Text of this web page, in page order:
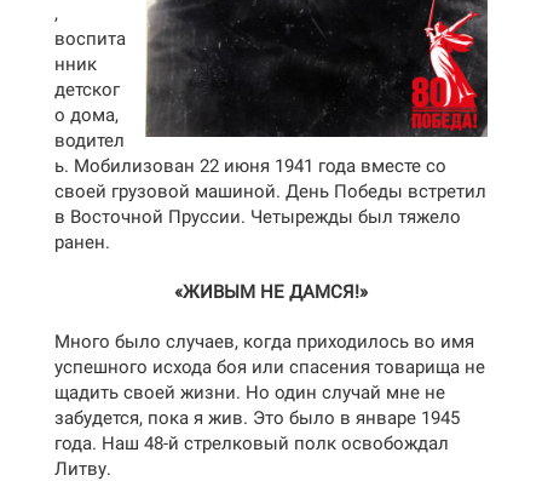
,
воспита
нник
детског
о дома,
водител
ь. Мобилизован 22 июня 1941 года вместе со
своей грузовой машиной. День Победы встретил
в Восточной Пруссии. Четырежды был тяжело
ранен.
«ЖИВЫМ НЕ ДАМСЯ!»
Много было случаев, когда приходилось во имя
успешного исхода боя или спасения товарища не
щадить своей жизни. Но один случай мне не
забудется, пока я жив. Это было в январе 1945
года. Наш 48-й стрелковый полк освобождал
Литву.